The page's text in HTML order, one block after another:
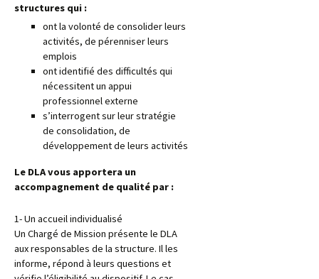
structures qui :
ont la volonté de consolider leurs
activités, de pérenniser leurs
emplois
ont identifié des difficultés qui
nécessitent un appui
professionnel externe
s’interrogent sur leur stratégie
de consolidation, de
développement de leurs activités
Le DLA vous apportera un
accompagnement de qualité par :
1- Un accueil individualisé
Un Chargé de Mission présente le DLA
aux responsables de la structure. Il les
informe, répond à leurs questions et